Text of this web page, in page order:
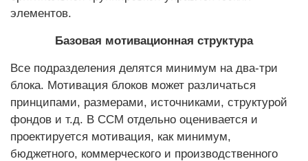
элементов.
Базовая мотивационная структура
Все подразделения делятся минимум на два-три
блока. Мотивация блоков может различаться
принципами, размерами, источниками, структурой
фондов и т.д. В ССМ отдельно оценивается и
проектируется мотивация, как минимум,
бюджетного, коммерческого и производственного